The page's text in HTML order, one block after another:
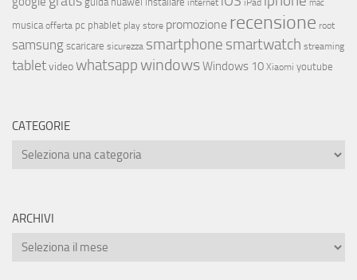
mac
musica offerta pc phablet play store promozione recensione root
samsungscaricare sicurezza smartphone smartwatch streaming
tabletvideowhatsappwindowsWindows 10 Xiaomi youtube
CATEGORIE
ARCHIVI